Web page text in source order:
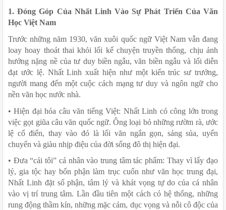
1. Đóng Góp Của Nhất Linh Vào Sự Phát Triển Của Văn
Học Việt Nam
Trước những năm 1930, văn xuôi quốc ngữ Việt Nam vẫn đang
loay hoay thoát thai khỏi lối kể chuyện truyền thống, chịu ảnh
hưởng nặng nề của tư duy biền ngẫu, văn biền ngẫu và lối diễn
đạt ước lệ. Nhất Linh xuất hiện như một kiến trúc sư trưởng,
người mang đến một cuộc cách mạng tư duy và ngôn ngữ cho
nền văn học nước nhà.
• Hiện đại hóa câu văn tiếng Việt: Nhất Linh có công lớn trong
việc gọt giũa câu văn quốc ngữ. Ông loại bỏ những rườm rà, ước
lệ cổ điển, thay vào đó là lối văn ngắn gọn, sáng sủa, uyển
chuyển và giàu nhịp điệu của đời sống đô thị hiện đại.
• Đưa “cái tôi” cá nhân vào trung tâm tác phẩm: Thay vì lấy đạo
lý, gia tộc hay bổn phận làm trục cuốn như văn học trung đại,
Nhất Linh đặt số phận, tâm lý và khát vọng tự do của cá nhân
vào vị trí trung tâm. Lần đầu tiên một cách có hệ thống, những
rung động thầm kín, những mặc cảm, dục vọng và nỗi cô độc của